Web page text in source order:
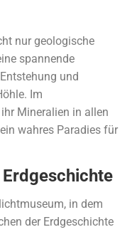
nur geologische
spannende
und
Im
Mineralien in allen
wahres Paradies für
in dem
der Erdgeschichte